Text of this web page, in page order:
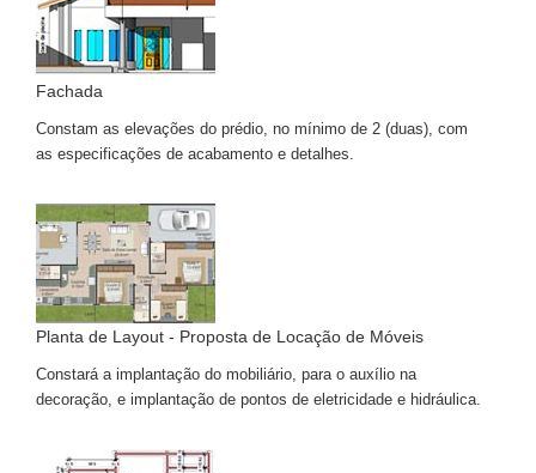
Fachada
Constam as elevações do prédio, no mínimo de 2 (duas), com
as especificações de acabamento e detalhes.
Planta de Layout - Proposta de Locação de Móveis
Constará a implantação do mobiliário, para o auxílio na
decoração, e implantação de pontos de eletricidade e hidráulica.